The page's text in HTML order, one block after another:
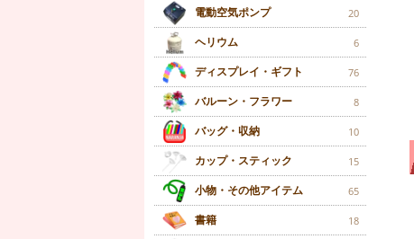
電動空気ポンプ 20
ヘリウム 6
ディスプレイ・ギフト 76
バルーン・フラワー 8
バッグ・収納 10
カップ・スティック 15
小物・その他アイテム 65
書籍 18